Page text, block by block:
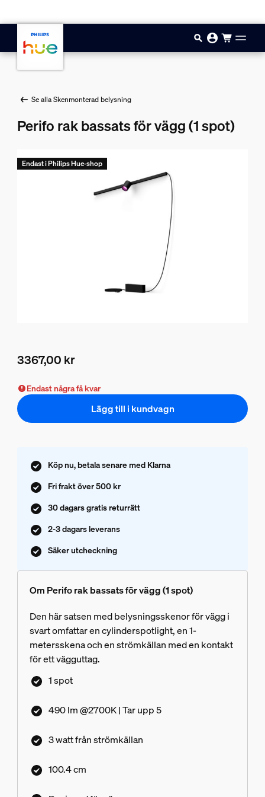
Se alla Skenmonterad belysning
Perifo rak bassats för vägg (1 spot)
3367,00 kr
Endast i Philips Hue-shop
Endast några få kvar
Lägg till i kundvagn
Köp nu, betala senare med Klarna
Fri frakt över 500 kr
30 dagars gratis returrätt
2-3 dagars leverans
Säker utcheckning
Om Perifo rak bassats för vägg (1 spot)
Den här satsen med belysningsskenor för vägg i
svart omfattar en cylinderspotlight, en 1-
metersskena och en strömkällan med en kontakt
för ett vägguttag.
1 spot
490 lm @2700K | Tar upp 5
3 watt från strömkällan
100.4 cm